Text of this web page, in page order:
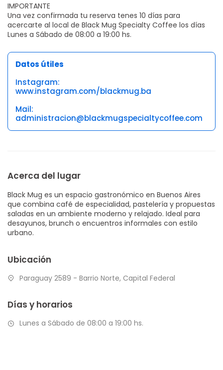
IMPORTANTE
Una vez confirmada tu reserva tenes 10 días para
acercarte al local de Black Mug Specialty Coffee los días
Lunes a Sábado de 08:00 a 19:00 hs.
Datos útiles
Instagram:
www.instagram.com/blackmug.ba
Mail:
administracion@blackmugspecialtycoffee.com
Acerca del lugar
Black Mug es un espacio gastronómico en Buenos Aires
que combina café de especialidad, pastelería y propuestas
saladas en un ambiente moderno y relajado. Ideal para
desayunos, brunch o encuentros informales con estilo
urbano.
Ubicación
Paraguay 2589 - Barrio Norte, Capital Federal
Días y horarios
Lunes a Sábado de 08:00 a 19:00 hs.